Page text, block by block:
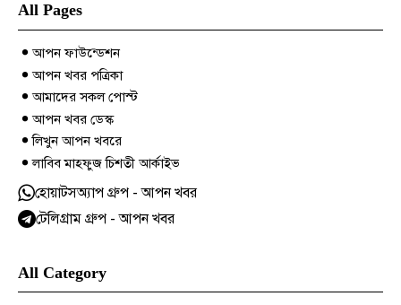
All Pages
আপন ফাউন্ডেশন
আপন খবর পত্রিকা
আমাদের সকল পোস্ট
আপন খবর ডেস্ক
লিখুন আপন খবরে
লাবিব মাহফুজ চিশতী আর্কাইভ
হোয়াটসঅ্যাপ গ্রুপ - আপন খবর
টেলিগ্রাম গ্রুপ - আপন খবর
All Category